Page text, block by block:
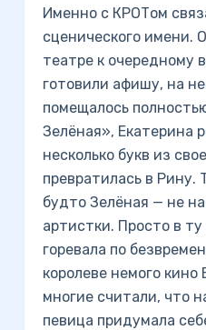
Именно с КРОТом
сценического имени.
театре к очередному
готовили афишу, на
помещалось
Зелёная», Екатерина
несколько букв из
превратилась в Рину.
будто Зелёная — не
артистки. Просто в
горевала по
королеве немого
многие считали, что
певица придумала